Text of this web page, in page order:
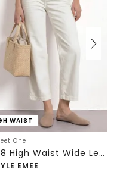
WAIST
One
7/8 High Waist Wide Leg Jeans im Loose Fit
EMEE